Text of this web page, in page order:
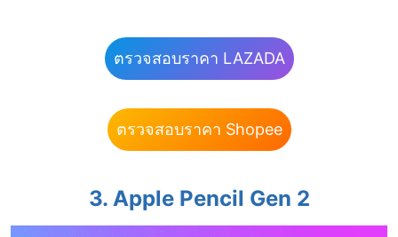
ตรวจสอบราคา LAZADA
ตรวจสอบราคา Shopee
3. Apple Pencil Gen 2